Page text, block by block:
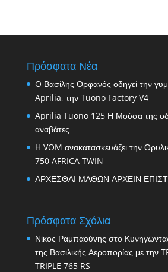
Πρόσφατα Νέα
O Βασίλης Ορφανός οδηγεί την
Aprilia, την Tuono Factory V4
Aprilia Tuono 125 Η Μούσα της
αναβάτες
Η VOM ανακατασκευάζει την
750 AFRICA TWIN
ΑΡΧΕΣΘΑΙ ΜΑΘΩΝ ΑΡΧΕΙΝ
Πρόσφατα Σχόλια
Νίκος Ραμπαούνης στο
της Βασιλικής Αεροπορίας με την
TRIPLE 765 RS